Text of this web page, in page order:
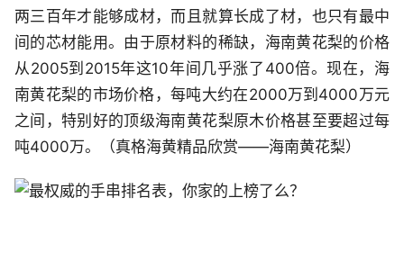
两三百年才能够成材，而且就算长成了材，也只有最中
间的芯材能用。由于原材料的稀缺，海南黄花梨的价格
从2005到2015年这10年间几乎涨了400倍。现在，海
南黄花梨的市场价格，每吨大约在2000万到4000万元
之间，特别好的顶级海南黄花梨原木价格甚至要超过每
吨4000万。（真格海黄精品欣赏——海南黄花梨）